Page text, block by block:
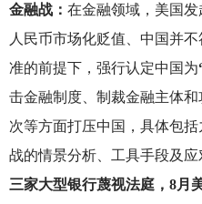
金融战： 在金融领域，美国
人民币市场化贬值、中国并不
准的前提下，强行认定中国为
击金融制度、制裁金融主体
次等方面打压中国，具体包
战的情景分析、工具手段及应
三家大型银行蔑视法庭，8月